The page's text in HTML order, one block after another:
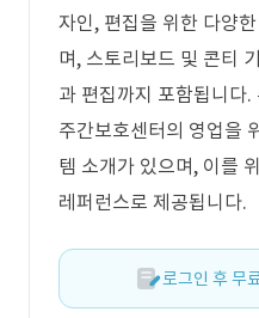
자인, 편집을 위한 다양
며, 스토리보드 및 콘티
과 편집까지 포함됩니다
주간보호센터의 영업을
템 소개가 있으며, 이를
레퍼런스로 제공됩니다.
로그인 후 무